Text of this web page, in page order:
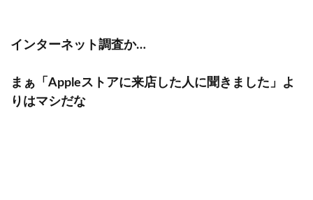
インターネット調査か…
まぁ「Appleストアに来店した人に聞きました」よ
りはマシだな